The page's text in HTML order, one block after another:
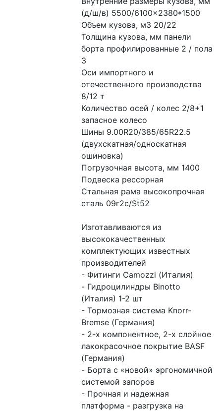
(д/ш/в) 5500/6100×2380*1500
Объем кузова, м3 20/22
Толщина кузова, мм панели
борта профилированные 2 / пола
3
Оси импортного и
отечественного производства
8/12 т
Количество осей / колес 2/8+1
запасное колесо
Шины 9.00R20/385/65R22.5
(двухскатная/односкатная
ошиновка)
Погрузочная высота, мм 1400
Подвеска рессорная
Стальная рама высокопрочная
сталь 09г2с/St52
Изготавливаются из
высококачественных
комплектующих известных
производителей
- Фитинги Camozzi (Италия)
- Гидроцилиндры Binotto
(Италия) 1-2 шт
- Тормозная система Knorr-
Bremse (Германия)
- 2-х компонентное, 2-х слойное
лакокрасочное покрытие BASF
(Германия)
- Борта с «новой» эргономичной
системой запоров
- Прочная и надежная
платформа - разгрузка на